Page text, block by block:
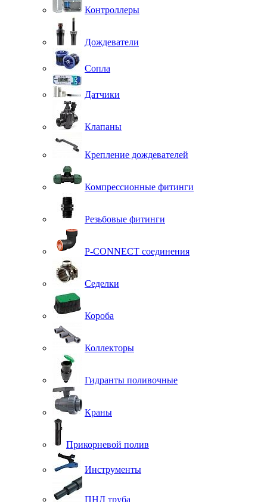
Контроллеры
Дождеватели
Сопла
Датчики
Клапаны
Крепление дождевателей
Компрессионные фитинги
Резьбовые фитинги
P-CONNECT соединения
Седелки
Короба
Коллекторы
Гидранты поливочные
Краны
Прикорневой полив
Инструменты
ПНД труба